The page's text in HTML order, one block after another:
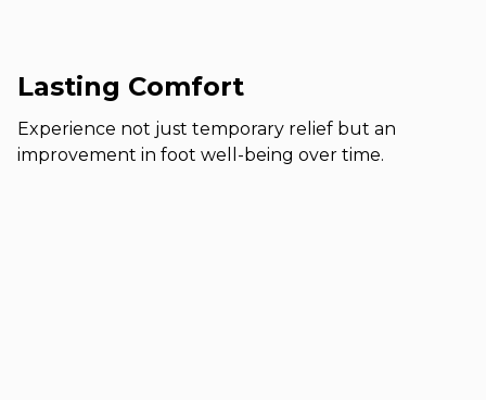
Lasting Comfort
Experience not just temporary relief but an
improvement in foot well-being over time.